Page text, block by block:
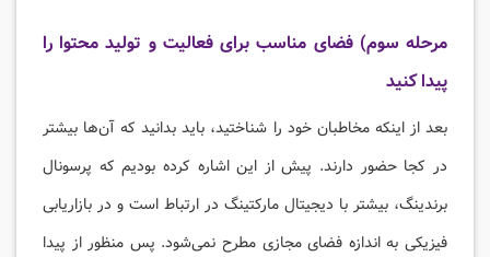
مرحله سوم) فضای مناسب برای فعالیت و تولید محتوا را
پیدا کنید
بعد از اینکه مخاطبان خود را شناختید، باید بدانید که آن‌ها بیشتر
در کجا حضور دارند. پیش از این اشاره کرده بودیم که پرسونال
برندینگ، بیشتر با دیجیتال مارکتینگ در ارتباط است و در بازاریابی
فیزیکی به اندازه فضای مجازی مطرح نمی‌شود. پس منظور از پیدا